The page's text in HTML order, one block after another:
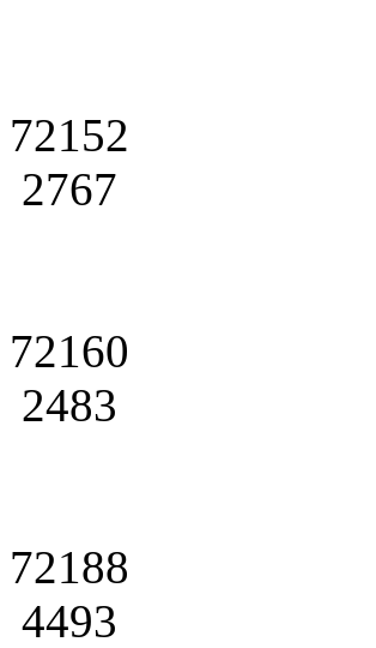
72152
2767
72160
2483
72188
4493